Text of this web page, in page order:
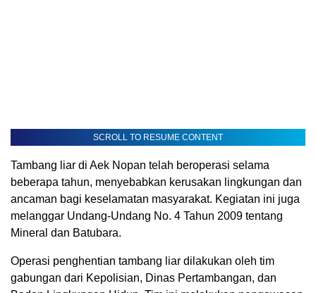
SCROLL TO RESUME CONTENT
Tambang liar di Aek Nopan telah beroperasi selama
beberapa tahun, menyebabkan kerusakan lingkungan dan
ancaman bagi keselamatan masyarakat. Kegiatan ini juga
melanggar Undang-Undang No. 4 Tahun 2009 tentang
Mineral dan Batubara.
Operasi penghentian tambang liar dilakukan oleh tim
gabungan dari Kepolisian, Dinas Pertambangan, dan